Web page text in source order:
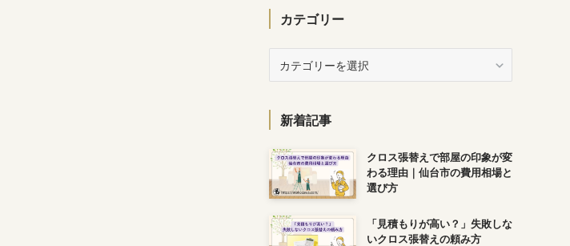
カテゴリー
リ
ー 新着記事
クロス張替えで部屋の印象が変
わる理由｜仙台市の費用相場と
選び方
「見積もりが高い？」失敗しな
いクロス張替えの頼み方